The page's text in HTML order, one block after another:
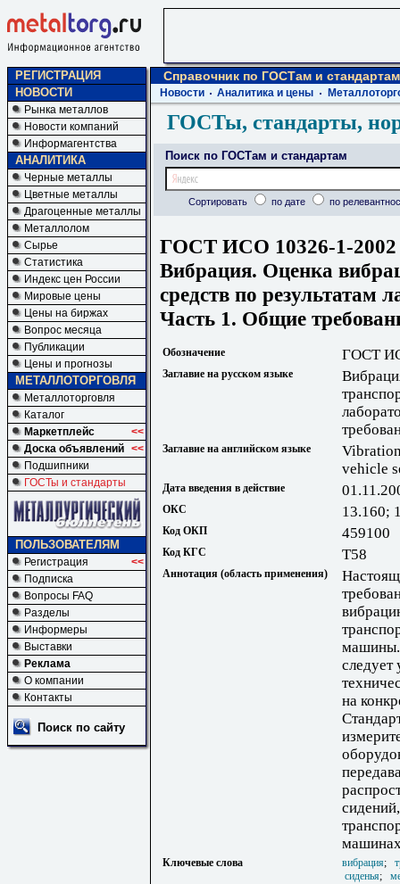
РЕГИСТРАЦИЯ
НОВОСТИ
Рынка металлов
Новости компаний
Информагентства
АНАЛИТИКА
Черные металлы
Цветные металлы
Драгоценные металлы
Металлолом
Сырье
Статистика
Индекс цен России
Мировые цены
Цены на биржах
Вопрос месяца
Публикации
Цены и прогнозы
МЕТАЛЛОТОРГОВЛЯ
Металлоторговля
Каталог
Маркетплейс
<<
Доска объявлений <<
Подшипники
ГОСТы и стандарты
ПОЛЬЗОВАТЕЛЯМ
Регистрация
<<
Подписка
Вопросы FAQ
Разделы
Информеры
Выставки
Реклама
О компании
Контакты
Поиск по сайту
Справочник по ГОСТам и стандартам
Новости Аналитика и цены
ГОСТы, стандарты,
Поиск по ГОСТам и стандартам
Сортировать по дате по
ГОСТ ИСО 10326-1-2002
Вибрация. Оценка
средств по результатам
Часть 1. Общие
Обозначение ГОСТ
Заглавие на русском языке
Заглавие на английском языке
vehicle
Дата введения в действие
ОКС 13.160;
Код ОКП 459100
Код КГС Т58
Аннотация (область применения)
машины.
следует
на
Ключевые слова вибрация;
сиденья;